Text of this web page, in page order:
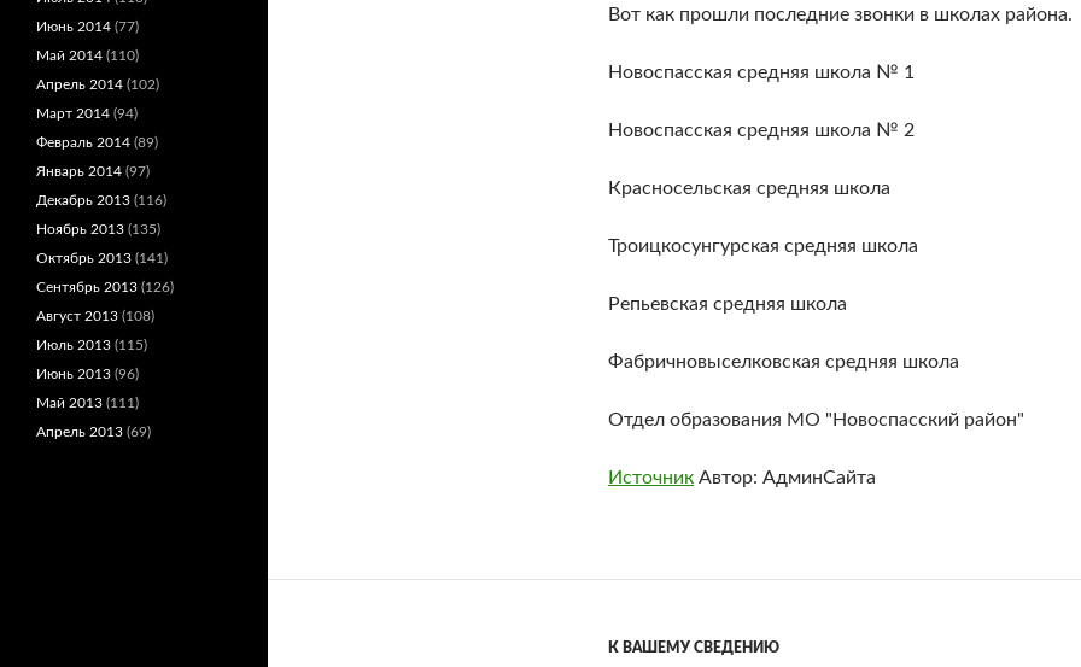
Вот как прошли последние звонки в школах района.
Новоспасская средняя школа № 1
Новоспасская средняя школа № 2
Красносельская средняя школа
Троицкосунгурская средняя школа
Репьевская средняя школа
Фабричновыселковская средняя школа
Отдел образования МО "Новоспасский район"
Источник Автор: АдминСайта
К ВАШЕМУ СВЕДЕНИЮ
Июнь 2014 (77)
Май 2014 (110)
Апрель 2014 (102)
Март 2014 (94)
Февраль 2014 (89)
Январь 2014 (97)
Декабрь 2013 (116)
Ноябрь 2013 (135)
Октябрь 2013 (141)
Сентябрь 2013 (126)
Август 2013 (108)
Июль 2013 (115)
Июнь 2013 (96)
Май 2013 (111)
Апрель 2013 (69)